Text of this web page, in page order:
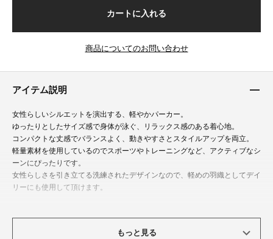
カートに入れる
商品についてのお問い合わせ
アイテム説明
女性らしいシルエットを演出する、軽やかパーカー。
ゆったりとしたサイズ感で身体が泳ぐ、リラックス感のある着心地。
コンパクトな丈感でバランスよく、動きやすさとスタイルアップを両立。
軽量素材を使用しているのでスポーツやトレーニングなど、アクティブなシ
ーンにぴったりです。
女性らしさを引き立てる洗練されたデザインなので、軽めの羽織としてデイ
リーにも使用して頂けます。
もっと見る